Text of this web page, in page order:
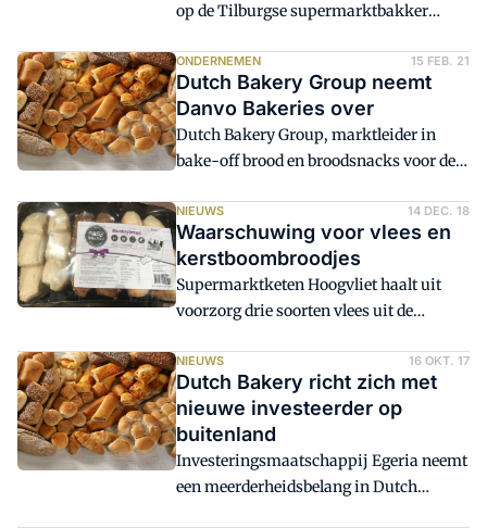
op de Tilburgse supermarktbakker
van een andere investeerder.
ONDERNEMEN 15 FEB. 21
Dutch Bakery Group neemt
Danvo Bakeries over
Dutch Bakery Group, marktleider in
bake-off brood en broodsnacks voor de
Danvo Bakeries over. De groep wil
investeren in het integreren van de
productielijnen van Danvo Bakeries.
NIEUWS 14 DEC. 18
Waarschuwing voor vlees en
kerstboombroodjes
Supermarktketen Hoogvliet haalt uit
voorzorg drie soorten vlees uit de
aanwezigheid van de
salmonellabacterie. Het gaat om filet
cordon bleu, gemarineerde filetlapjes en
wienerschnitzel. Voedselwarenautoriteit
NVWA meldt dat tijdens een controle
salmonella is aangetroffen. Ook het eten
NIEUWS 16 OKT. 17
Dutch Bakery richt zich met
nieuwe investeerder op
buitenland
Investeringsmaatschappij Egeria neemt
een meerderheidsbelang in Dutch